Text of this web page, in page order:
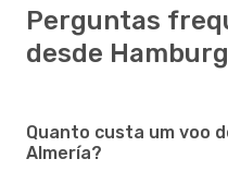
Perguntas
desde
Quanto custa um voo
Almería?